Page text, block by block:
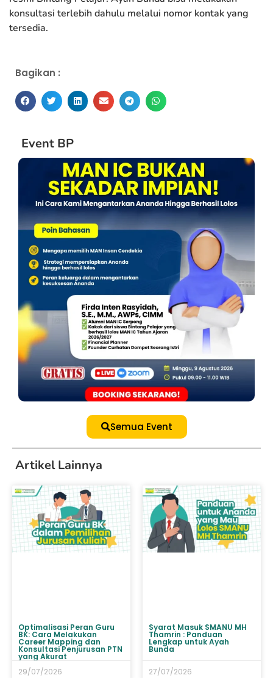
konsultasi terlebih dahulu melalui nomor kontak yang
tersedia.
Bagikan :
Event BP
Semua Event
Artikel Lainnya
Optimalisasi Peran Guru
BK: Cara Melakukan
Career Mapping dan
Konsultasi Penjurusan PTN
yang Akurat
29/07/2026
Syarat Masuk SMANU MH
Thamrin : Panduan
Lengkap untuk Ayah
Bunda
27/07/2026